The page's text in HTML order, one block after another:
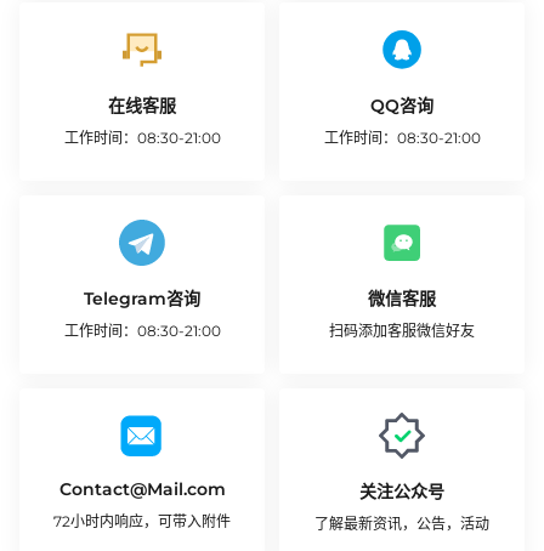
在线客服
工作时间：08:30-21:00
QQ咨询
工作时间：08:30-21:00
Telegram咨询
工作时间：08:30-21:00
微信客服
扫码添加客服微信好友
Contact@Mail.com
72小时内响应，可带入附件
关注公众号
了解最新资讯，公告，活动